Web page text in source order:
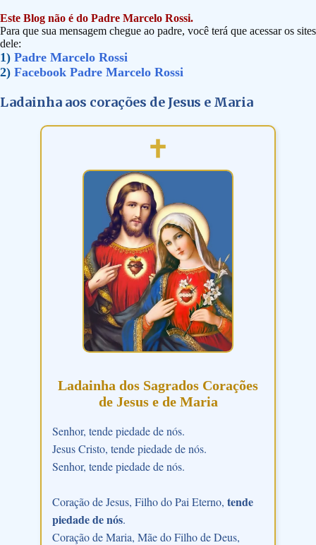
Este Blog não é do Padre Marcelo Rossi.
Para que sua mensagem chegue ao padre, você terá que acessar os sites
dele:
1) Padre Marcelo Rossi
2) Facebook Padre Marcelo Rossi
Ladainha aos corações de Jesus e Maria
Ladainha dos Sagrados Corações
de Jesus e de Maria
Senhor, tende piedade de nós.
Jesus Cristo, tende piedade de nós.
Senhor, tende piedade de nós.
Coração de Jesus, Filho do Pai Eterno, tende
piedade de nós.
Coração de Maria, Mãe do Filho de Deus,